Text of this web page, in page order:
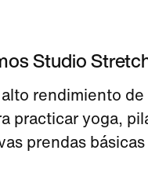
Studio
rendimiento de
practicar yoga,
prendas